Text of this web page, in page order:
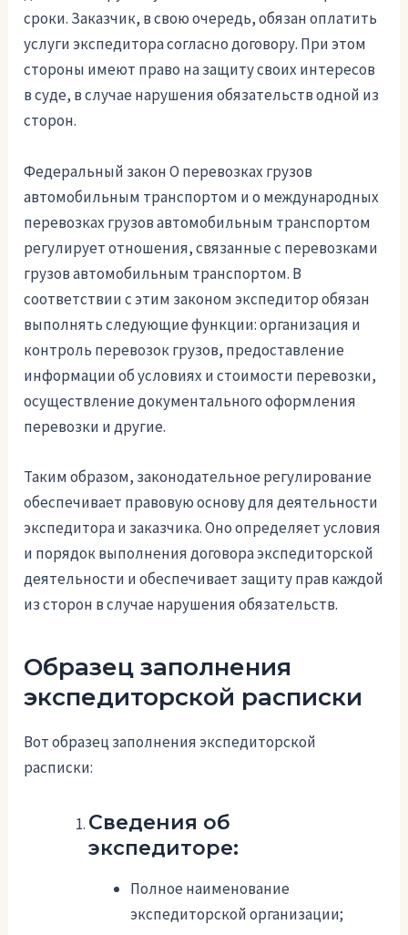
сроки. Заказчик, в свою очередь, обязан оплатить
услуги экспедитора согласно договору. При этом
стороны имеют право на защиту своих интересов
в суде, в случае нарушения обязательств одной из
сторон.
Федеральный закон О перевозках грузов
автомобильным транспортом и о международных
перевозках грузов автомобильным транспортом
регулирует отношения, связанные с перевозками
грузов автомобильным транспортом. В
соответствии с этим законом экспедитор обязан
выполнять следующие функции: организация и
контроль перевозок грузов, предоставление
информации об условиях и стоимости перевозки,
осуществление документального оформления
перевозки и другие.
Таким образом, законодательное регулирование
обеспечивает правовую основу для деятельности
экспедитора и заказчика. Оно определяет условия
и порядок выполнения договора экспедиторской
деятельности и обеспечивает защиту прав каждой
из сторон в случае нарушения обязательств.
Образец заполнения
экспедиторской расписки
Вот образец заполнения экспедиторской
расписки:
Сведения об
экспедиторе:
Полное наименование
экспедиторской организации;